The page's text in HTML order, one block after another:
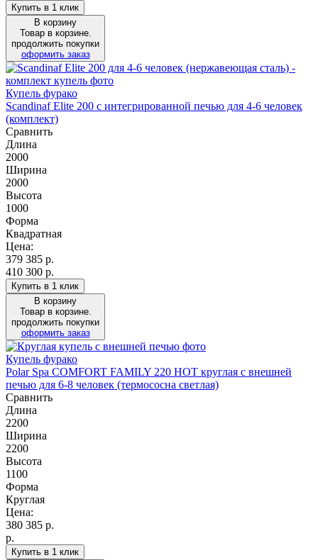
Купить в 1 клик
В корзину
Товар в корзине.
продолжить покупки
оформить заказ
Купель фурако
Scandinaf Elite 200 c интегрированной печью для 4-6 человек
(комплект)
Сравнить
Длина
2000
Ширина
2000
Высота
1000
Форма
Квадратная
Цена:
379 385 р.
410 300 р.
Купить в 1 клик
В корзину
Товар в корзине.
продолжить покупки
оформить заказ
Купель фурако
Polar Spa COMFORT FAMILY 220 HOT круглая с внешней
печью для 6-8 человек (термососна светлая)
Сравнить
Длина
2200
Ширина
2200
Высота
1100
Форма
Круглая
Цена:
380 385 р.
р.
Купить в 1 клик